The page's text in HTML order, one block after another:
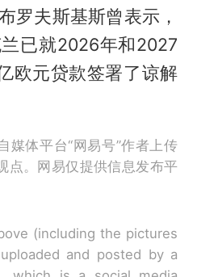
罗夫斯基斯曾表示，
已就2026年和2027
欧元贷款签署了谅解
媒体平台“网易号”作者上传
点。网易仅提供信息发布平
(including the pictures
and posted by a